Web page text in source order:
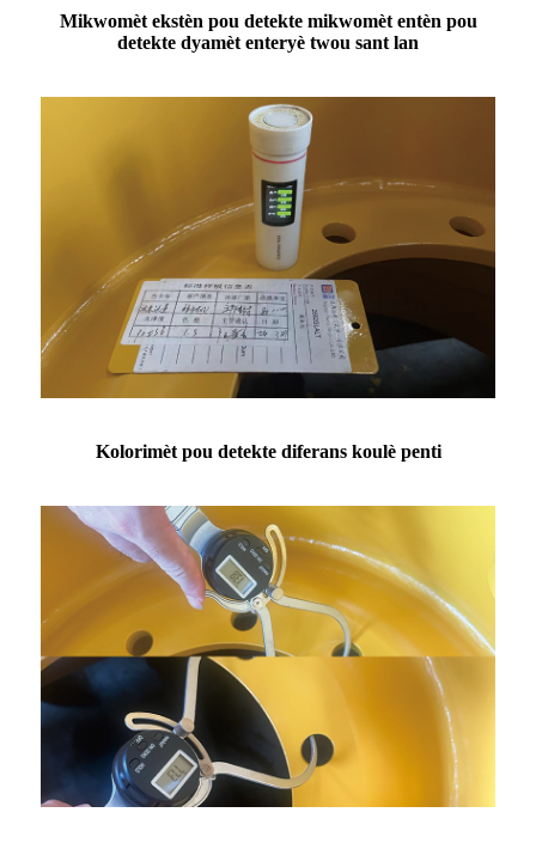
Mikwomèt ekstèn pou detekte mikwomèt entèn pou
detekte dyamèt enteryè twou sant lan
Kolorimèt pou detekte diferans koulè penti